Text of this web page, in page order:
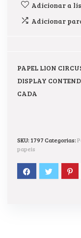
Adicionar a
Adicionar
PAPEL LION
DISPLAY
CADA
SKU: 1797Categorias:
papeis